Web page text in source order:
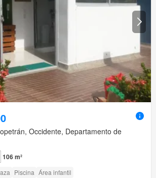
Occidente, Departamento de
106 m²
Piscina Área infantil